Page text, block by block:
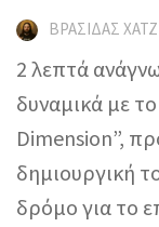
ΒΡΑΣΊΔΑΣ
2 λεπτά
δυναμικά με
Dimension”,
δημιουργική
δρόμο για το